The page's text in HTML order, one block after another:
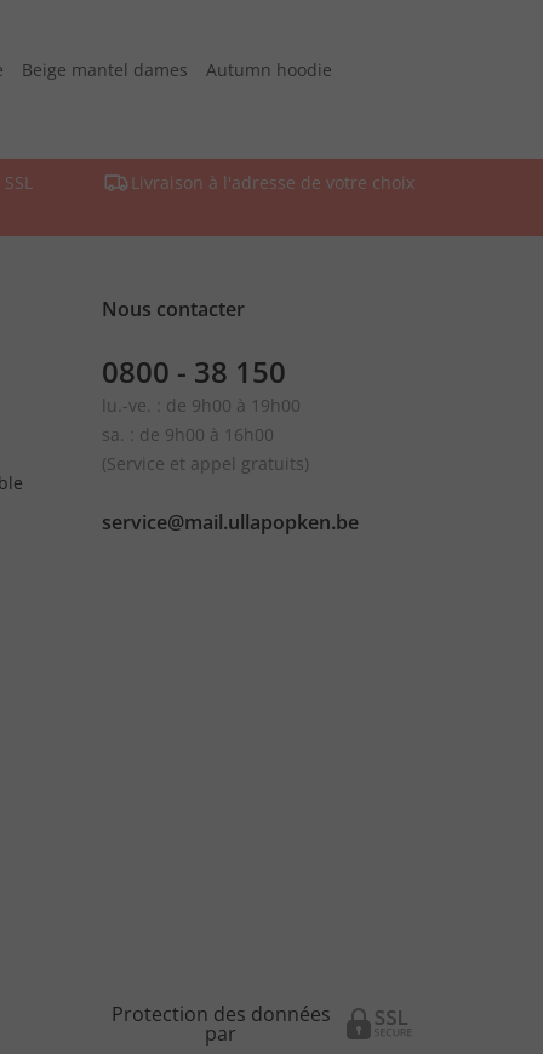
Beige mantel dames
Autumn hoodie
Livraison à l'adresse de votre choix
Nous contacter
0800 - 38 150
lu.-ve. : de 9h00 à 19h00
sa. : de 9h00 à 16h00
(Service et appel gratuits)
service@mail.ullapopken.be
Protection des données
par